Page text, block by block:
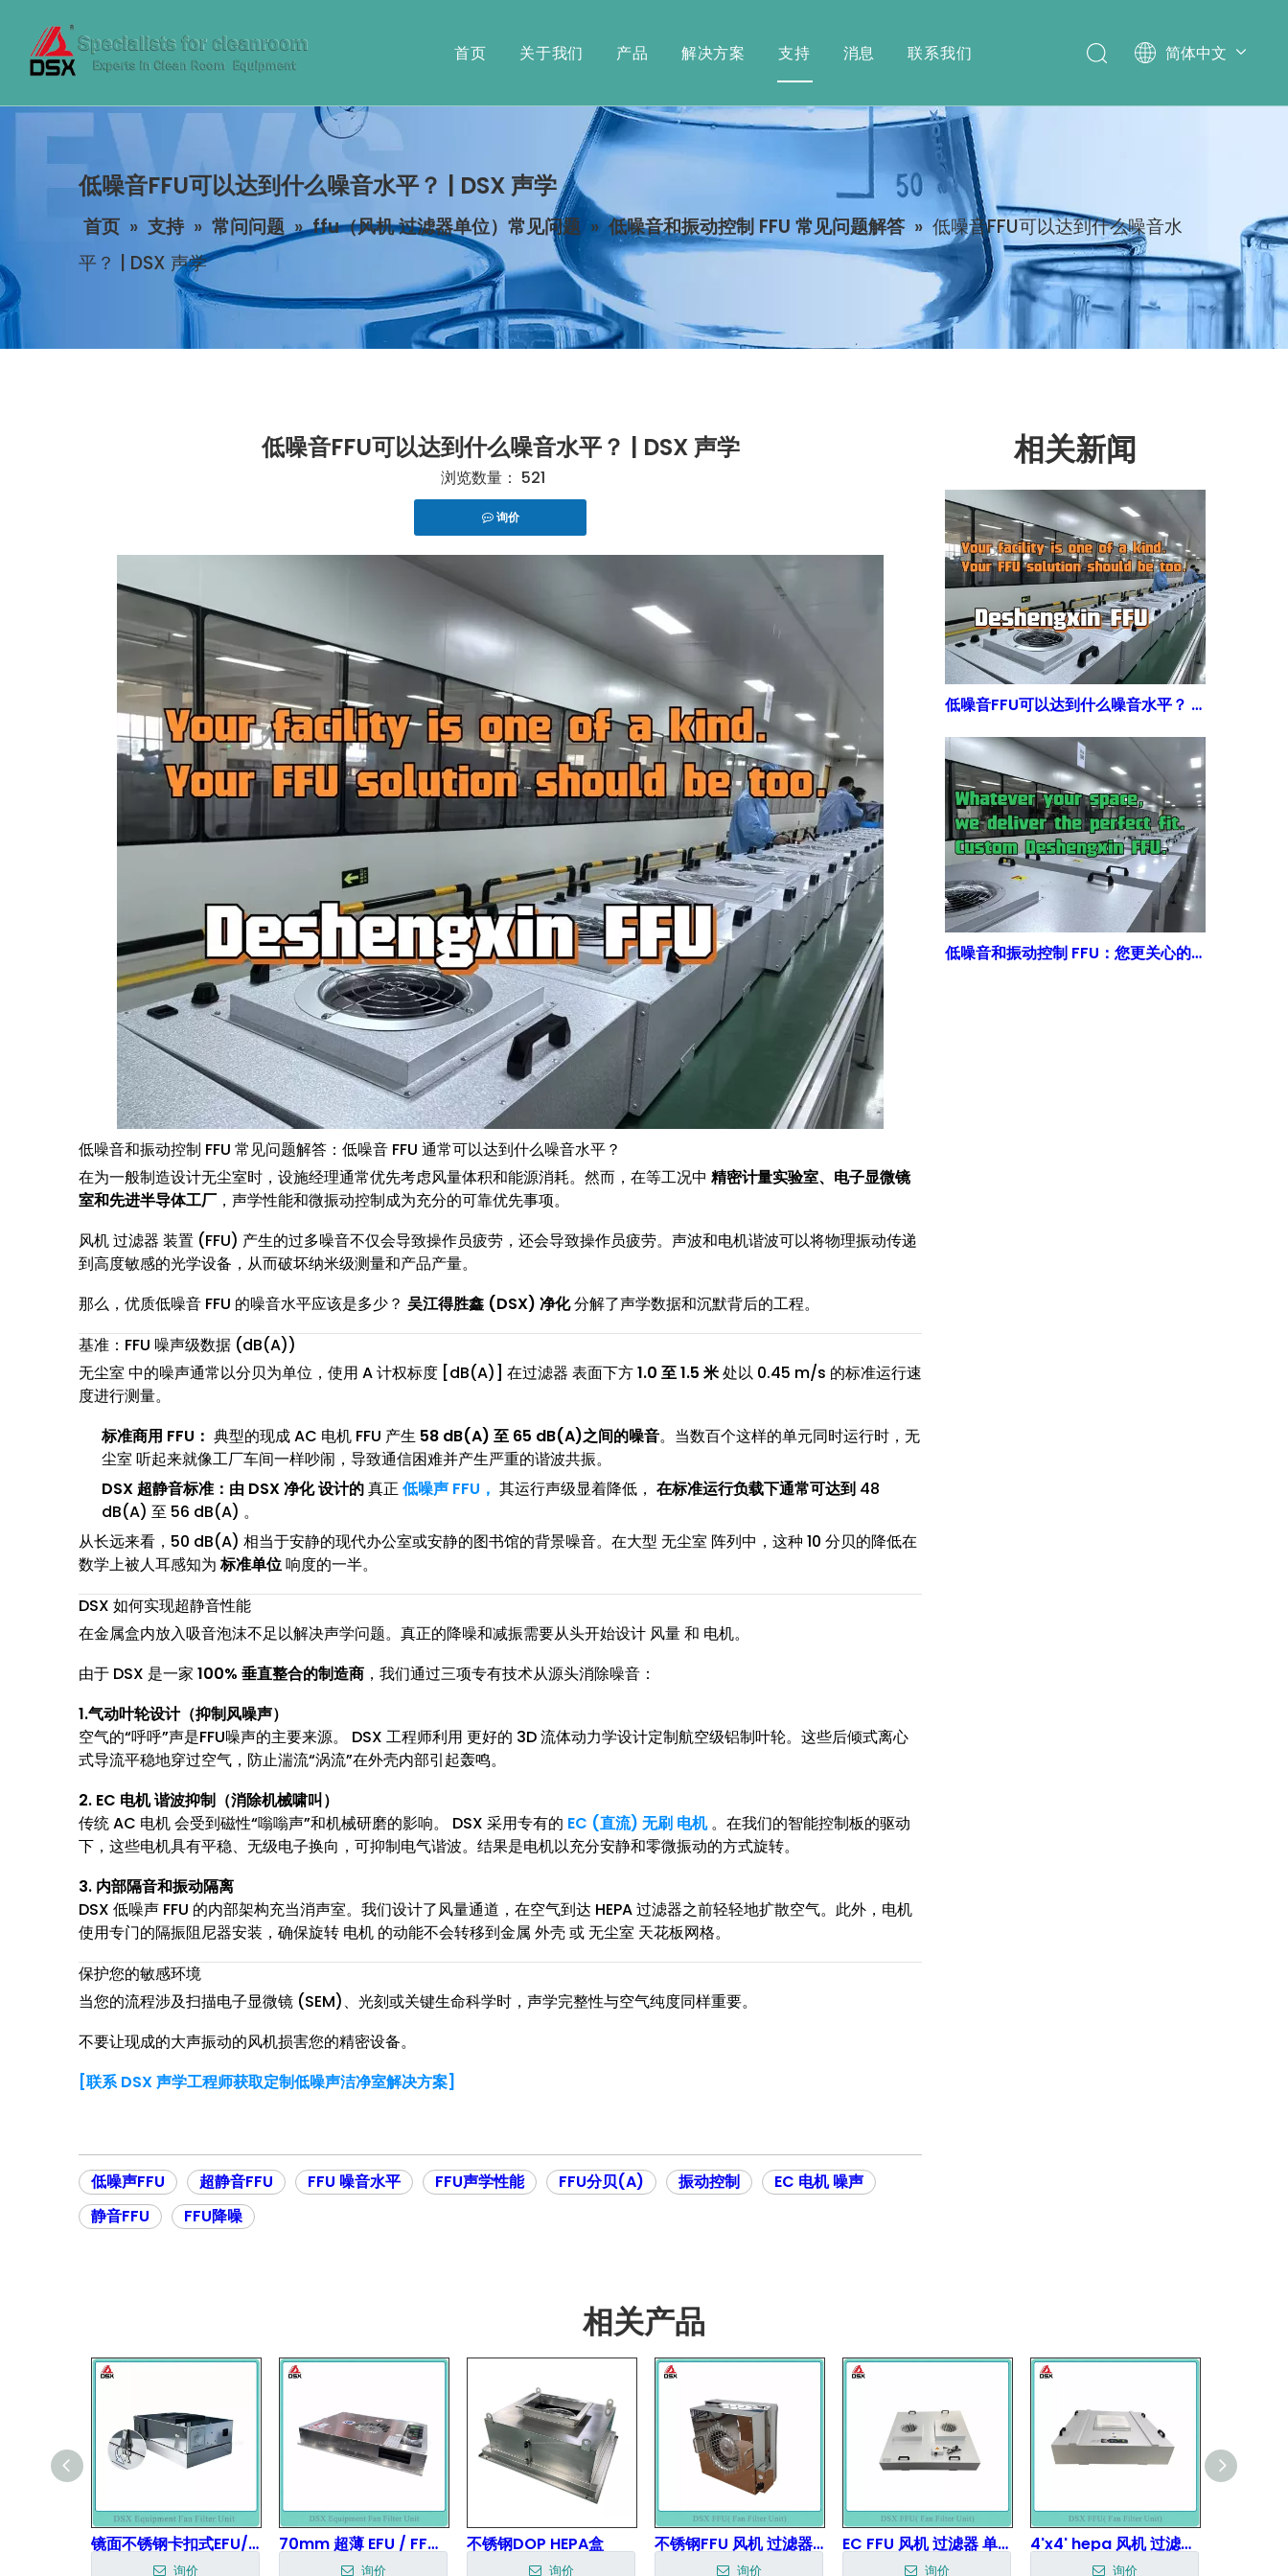
首页 关于我们 产品 解决方案 支持 消息 联系我们 简体中文
低噪音FFU可以达到什么噪音水平？ | DSX 声学
首页 » 支持 » 常问问题 »ffu（风机 过滤器单位）常见问题 » 低噪音和振动控制 FFU 常见问题解答 »低噪音FFU可以达到什么噪音水
平？ | DSX 声学
低噪音FFU可以达到什么噪音水平？ | DSX 声学
浏览数量： 521
询价
["telegram","snapchat","wechat","line","twitter","facebook","linkedin","pinterest","whatsapp"]
低噪音和振动控制 FFU 常见问题解答：低噪音 FFU 通常可以达到什么噪音水平？
在为一般制造设计无尘室时，设施经理通常优先考虑风量体积和能源消耗。然而，在等工况中 精密计量实验室、电子显微镜
室和先进半导体工厂 ，声学性能和微振动控制成为充分的可靠优先事项。
风机 过滤器 装置 (FFU) 产生的过多噪音不仅会导致操作员疲劳，还会导致操作员疲劳。声波和电机谐波可以将物理振动传递
到高度敏感的光学设备，从而破坏纳米级测量和产品产量。
那么，优质低噪音 FFU 的噪音水平应该是多少？ 吴江得胜鑫 (DSX) 净化分解了声学数据和沉默背后的工程。
基准：FFU 噪声级数据 (dB(A))
无尘室 中的噪声通常以分贝为单位，使用 A 计权标度 [dB(A)] 在过滤器 表面下方1.0 至 1.5 米处以 0.45 m/s 的标准运行速
度进行测量。
标准商用 FFU： 典型的现成 AC 电机 FFU 产生 58 dB(A) 至 65 dB(A)之间的噪音。当数百个这样的单元同时运行时，无
尘室 听起来就像工厂车间一样吵闹，导致通信困难并产生严重的谐波共振。
DSX 超静音标准：由 DSX 净化 设计的真正低噪声 FFU， 其运行声级显着降低， 在标准运行负载下通常可达到 48
dB(A) 至 56 dB(A) 。
从长远来看，50 dB(A) 相当于安静的现代办公室或安静的图书馆的背景噪音。在大型 无尘室 阵列中，这种 10 分贝的降低在
数学上被人耳感知为 标准单位响度的一半。
DSX 如何实现超静音性能
在金属盒内放入吸音泡沫不足以解决声学问题。真正的降噪和减振需要从头开始设计 风量 和 电机。
由于 DSX 是一家 100% 垂直整合的制造商 ，我们通过三项专有技术从源头消除噪音：
1.气动叶轮设计（抑制风噪声）
空气的“呼呼”声是FFU噪声的主要来源。 DSX 工程师利用 更好的 3D 流体动力学设计定制航空级铝制叶轮。这些后倾式离心
式导流平稳地穿过空气，防止湍流“涡流”在外壳内部引起轰鸣。
2. EC 电机 谐波抑制（消除机械啸叫）
传统 AC 电机 会受到磁性“嗡嗡声”和机械研磨的影响。 DSX 采用专有的 EC (直流) 无刷 电机。在我们的智能控制板的驱动
下，这些电机具有平稳、无级电子换向，可抑制电气谐波。结果是电机以充分安静和零微振动的方式旋转。
3. 内部隔音和振动隔离
DSX 低噪声 FFU 的内部架构充当消声室。我们设计了风量通道，在空气到达 HEPA 过滤器之前轻轻地扩散空气。此外，电机
使用专门的隔振阻尼器安装，确保旋转 电机 的动能不会转移到金属 外壳 或 无尘室 天花板网格。
保护您的敏感环境
当您的流程涉及扫描电子显微镜 (SEM)、光刻或关键生命科学时，声学完整性与空气纯度同样重要。
不要让现成的大声振动的风机损害您的精密设备。
[联系 DSX 声学工程师获取定制低噪声洁净室解决方案]
低噪声FFU 超静音FFU FFU 噪音水平 FFU声学性能 FFU分贝(A) 振动控制
EC 电机 噪声
静音FFU
FFU降噪
相关新闻
低噪音FFU可以达到什么噪音水平？ | DSX 声学
低噪音和振动控制 FFU：您更关心的问题已得到解答 | 得胜鑫
相关产品
镜面不锈钢卡扣式EFU/FFU
询价
70mm 超薄 EFU / FFU（半导体工具设备风机 过滤器单元）
询价
不锈钢DOP HEPA盒
询价
不锈钢FFU 风机 过滤器单元(SS304,SS316)
询价
EC FFU 风机 过滤器 单位
询价
4'x4' hepa 风机 过滤器 单位 EC FFU
询价